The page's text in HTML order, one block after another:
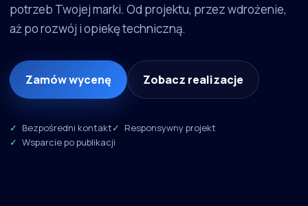
potrzeb Twojej marki. Od projektu, przez wdrożenie,
aż po rozwój i opiekę techniczną.
Zamów wycenę Zobacz realizacje
Bezpośredni kontakt
Responsywny projekt
Wsparcie po publikacji